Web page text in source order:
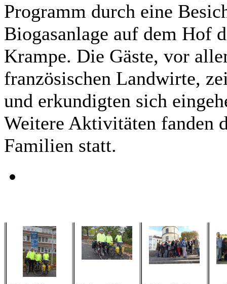
Programm durch eine
Biogasanlage auf dem Hof
Krampe. Die Gäste, vor
französischen Landwirte,
und erkundigten sich
Weitere Aktivitäten fanden
Familien statt.